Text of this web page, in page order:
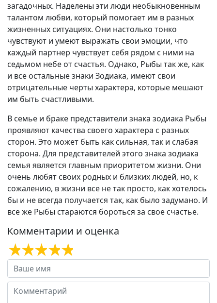
загадочных. Наделены эти люди необыкновенным
талантом любви, который помогает им в разных
жизненных ситуациях. Они настолько тонко
чувствуют и умеют выражать свои эмоции, что
каждый партнер чувствует себя рядом с ними на
седьмом небе от счастья. Однако, Рыбы так же, как
и все остальные знаки Зодиака, имеют свои
отрицательные черты характера, которые мешают
им быть счастливыми.
В семье и браке представители знака зодиака Рыбы
проявляют качества своего характера с разных
сторон. Это может быть как сильная, так и слабая
сторона. Для представителей этого знака зодиака
семья является главным приоритетом жизни. Они
очень любят своих родных и близких людей, но, к
сожалению, в жизни все не так просто, как хотелось
бы и не всегда получается так, как было задумано. И
все же Рыбы стараются бороться за свое счастье.
Комментарии и оценка